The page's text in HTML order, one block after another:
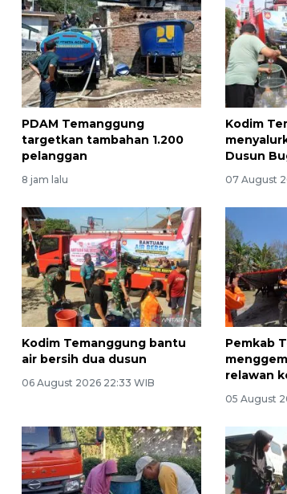
PDAM Temanggung
targetkan tambahan 1.200
pelanggan
8 jam lalu
Kodim
Dusun
07 August
Kodim Temanggung bantu
air bersih dua dusun
06 August 2026 22:33 WIB
Pemkab
relawan
05 August